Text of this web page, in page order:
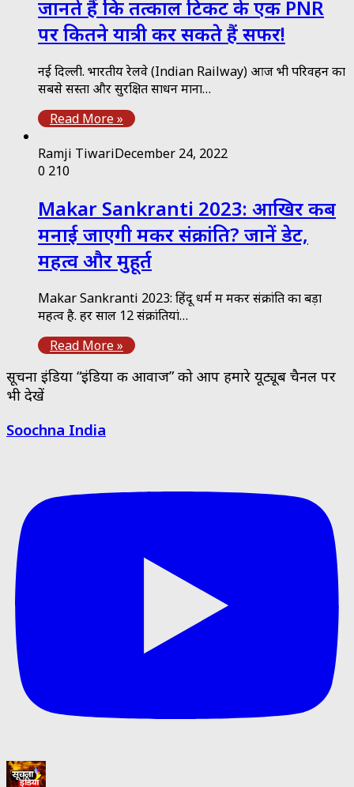
जानते हैं कि तत्‍काल टिकट के एक PNR
पर कितने यात्री कर सकते हैं सफर!
नई दिल्‍ली. भारतीय रेलवे (Indian Railway) आज भी परिवहन का
सबसे सस्ता और सुरक्षित साधन माना…
Read More »
Ramji TiwariDecember 24, 2022
0 210
Makar Sankranti 2023: आखिर कब
मनाई जाएगी मकर संक्रांति? जानें डेट,
महत्व और मुहूर्त
Makar Sankranti 2023: हिंदू धर्म में मकर संक्रांति का बड़ा
महत्व है. हर साल 12 संक्रांतियां…
Read More »
सूचना इंडिया “इंडिया की आवाज” को आप हमारे यूट्यूब चैनल पर
भी देखें
Soochna India